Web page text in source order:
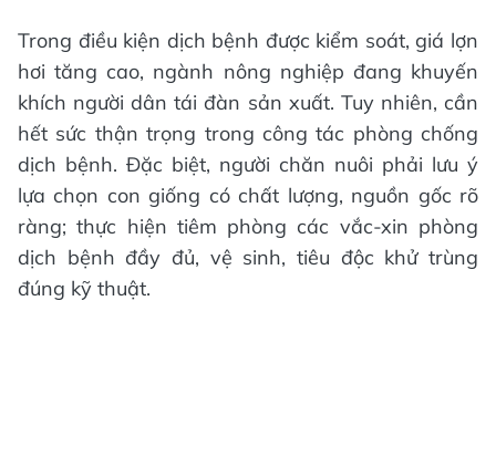
Trong điều kiện dịch bệnh được kiểm soát, giá lợn
hơi tăng cao, ngành nông nghiệp đang khuyến
khích người dân tái đàn sản xuất. Tuy nhiên, cần
hết sức thận trọng trong công tác phòng chống
dịch bệnh. Đặc biệt, người chăn nuôi phải lưu ý
lựa chọn con giống có chất lượng, nguồn gốc rõ
ràng; thực hiện tiêm phòng các vắc-xin phòng
dịch bệnh đầy đủ, vệ sinh, tiêu độc khử trùng
đúng kỹ thuật.